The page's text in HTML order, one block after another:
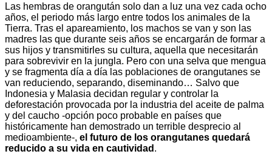
Las hembras de orangután solo dan a luz una vez cada ocho
años, el periodo más largo entre todos los animales de la
Tierra. Tras el apareamiento, los machos se van y son las
madres las que durante seis años se encargarán de formar a
sus hijos y transmitirles su cultura, aquella que necesitarán
para sobrevivir en la jungla. Pero con una selva que mengua
y se fragmenta día a día las poblaciones de orangutanes se
van reduciendo, separando, diseminando… Salvo que
Indonesia y Malasia decidan regular y controlar la
deforestación provocada por la industria del aceite de palma
y del caucho -opción poco probable en países que
históricamente han demostrado un terrible desprecio al
medioambiente-, el futuro de los orangutanes quedará
reducido a su vida en cautividad .